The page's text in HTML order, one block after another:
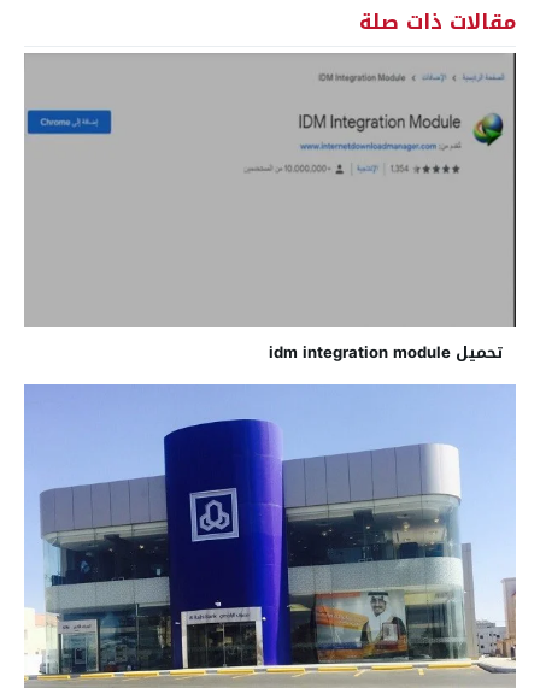
مقالات ذات صلة
تحميل idm integration module